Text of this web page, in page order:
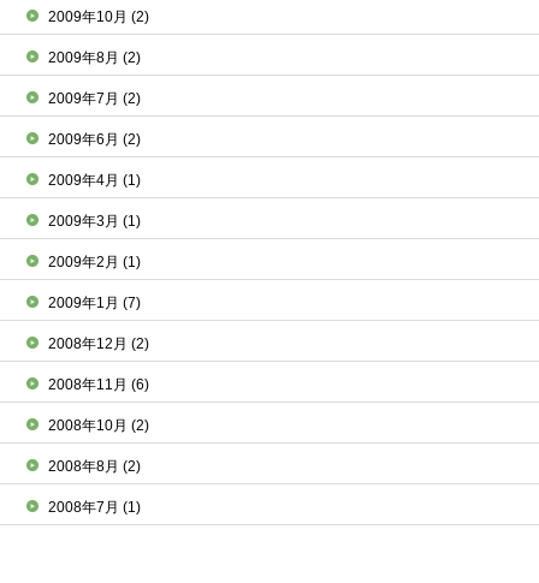
2009年10月(2)
2009年8月(2)
2009年7月(2)
2009年6月(2)
2009年4月(1)
2009年3月(1)
2009年2月(1)
2009年1月(7)
2008年12月(2)
2008年11月(6)
2008年10月(2)
2008年8月(2)
2008年7月(1)